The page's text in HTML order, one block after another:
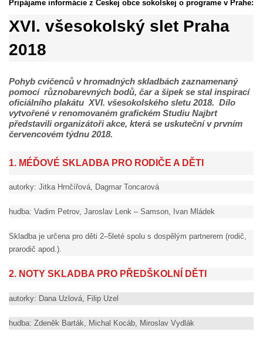
Pripájame informácie z Českej obce sokolskej o programe v Prahe:
XVI. všesokolský slet Praha
2018
Pohyb cvičenců v hromadných skladbách zaznamenaný
pomocí různobarevných bodů, čar a šipek se stal inspirací
oficiálního plakátu XVI. všesokolského sletu 2018. Dílo
vytvořené v renomovaném grafickém Studiu Najbrt
představili organizátoři akce, která se uskuteční v prvním
červencovém týdnu 2018.
1. MÉĎOVÉ SKLADBA PRO RODIČE A DĚTI
autorky: Jitka Hrnčířová, Dagmar Toncarová
hudba: Vadim Petrov, Jaroslav Lenk – Samson, Ivan Mládek
Skladba je určena pro děti 2–5leté spolu s dospělým partnerem (rodič,
prarodič apod.).
2. NOTY SKLADBA PRO PŘEDŠKOLNÍ DĚTI
autorky: Dana Uzlová, Filip Uzel
hudba: Zdeněk Barták, Michal Kocáb, Miroslav Vydlák